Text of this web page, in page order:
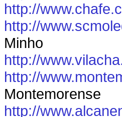
http://
http://
Minho
http://
http://
Montemorense
http://